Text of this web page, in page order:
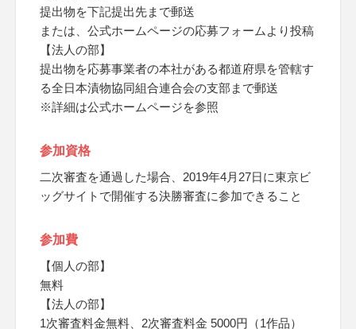
提出物を下記提出先まで郵送
または、公式ホームページの応募フォームより投稿
【法人の部】
提出物を応募事業者の本社がある都道府県を管轄す
る全日本漬物協同組合連合会の支部まで郵送
※詳細は公式ホームページを参照
参加資格
二次審査を通過した場合、2019年4月27日に東京ビ
ッグサイトで開催する決勝審査に参加できること
参加費
【個人の部】
無料
【法人の部】
1次審査料金無料、2次審査料金 5000円（1作品）